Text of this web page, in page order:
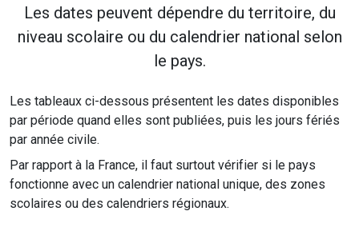
Les dates peuvent dépendre du territoire, du
niveau scolaire ou du calendrier national selon
le pays.
Les tableaux ci-dessous présentent les dates disponibles
par période quand elles sont publiées, puis les jours fériés
par année civile.
Par rapport à la France, il faut surtout vérifier si le pays
fonctionne avec un calendrier national unique, des zones
scolaires ou des calendriers régionaux.